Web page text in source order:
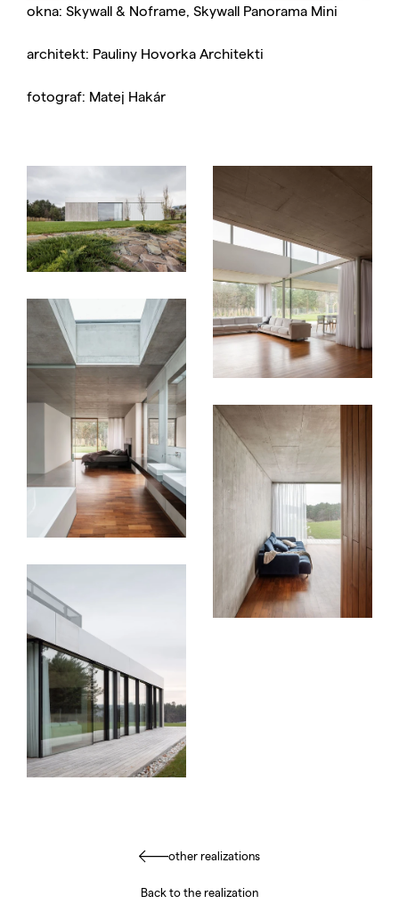
okna: Skywall & Noframe, Skywall Panorama Mini
architekt: Pauliny Hovorka Architekti
fotograf: Matej Hakár
other realizations
Back to the realization